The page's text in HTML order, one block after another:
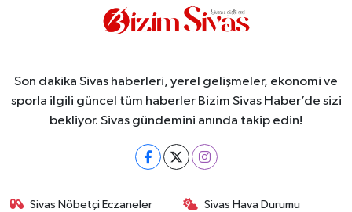
Son dakika Sivas haberleri, yerel gelişmeler, ekonomi ve
sporla ilgili güncel tüm haberler Bizim Sivas Haber’de sizi
bekliyor. Sivas gündemini anında takip edin!
Sivas Nöbetçi Eczaneler Sivas Hava Durumu